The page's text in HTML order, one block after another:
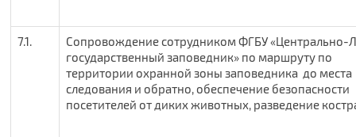
7.1.
Сопровождение сотрудником ФГБУ «Центрально-
государственный заповедник» по маршруту по
территории охранной зоны заповедника до места
следования и обратно, обеспечение безопасности
посетителей от диких животных, разведение